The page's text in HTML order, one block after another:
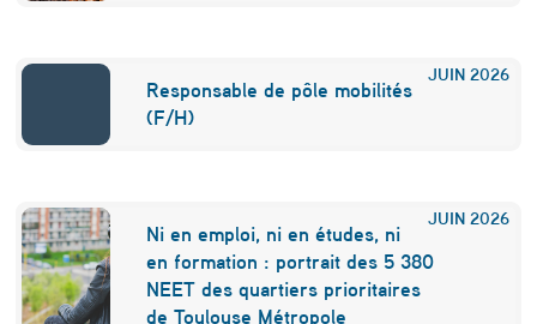
i
u
JUIN 2026
Responsable de pôle mobilités
(F/H)
JUIN 2026
Ni en emploi, ni en études, ni
en formation : portrait des 5 380
NEET des quartiers prioritaires
de Toulouse Métropole